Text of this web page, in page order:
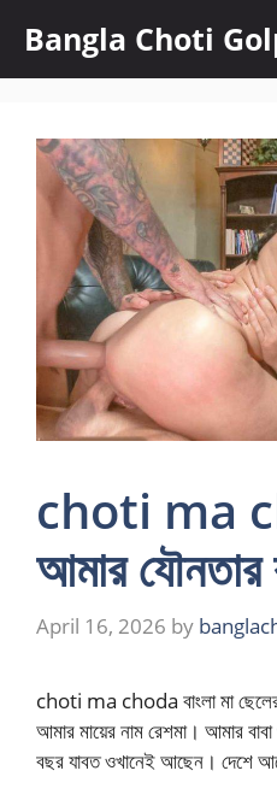
content
Bangla Choti
choti ma
আমার যৌনতার
April 16, 2026 by
choti ma choda বাংলা মা
আমার মায়ের নাম রেশমা। আমার
বছর যাবত ওখানেই আছেন। দেশে